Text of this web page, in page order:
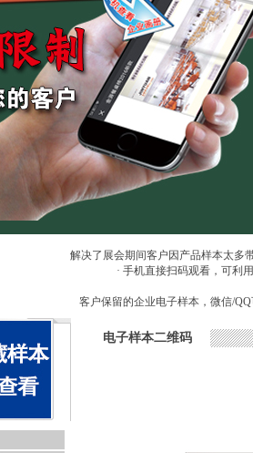
解决了展会期间客户因产品样本太多
· 手机直接扫码观看，可利
客户保留的企业电子样本，微信/
电子样本二维码